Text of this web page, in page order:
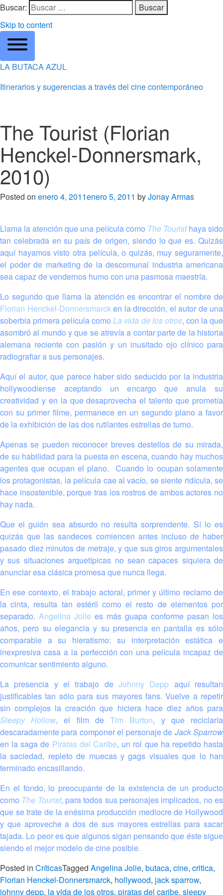
Buscar:
Skip to content
LA BUTACA AZUL
Itinerarios y sugerencias a través del cine contemporáneo
The Tourist (Florian
Henckel-Donnersmark,
2010)
Posted on enero 4, 2011enero 5, 2011 byJonay Armas
Llama la atención que una película como The Touristhaya sido
tan celebrada en su país de origen, siendo lo que es. Quizás
aquí hayamos visto otra película, o quizás, muy seguramente,
el poder de marketing de la descomunal industria americana
sea capaz de vendernos humo con una pasmosa maestría.
Lo segundo que llama la atención es encontrar el nombre de
Florian Henckel-Donnersmarcken la dirección, el autor de una
soberbia primera película comoLa vida de los otros, con la que
asombró al mundo y que se atrevía a contar parte de la historia
alemana reciente con pasión y un inusitado ojo clínico para
radiografiar a sus personajes.
Aquí el autor, que parece haber sido seducido por la industria
hollywoodiense aceptando un encargo que anula su
creatividad y en la que desaprovecha el talento que prometía
con su primer filme, permanece en un segundo plano a favor
de la exhibición de las dos rutilantes estrellas de turno.
Apenas se pueden reconocer breves destellos de su mirada,
de su habilidad para la puesta en escena, cuando hay muchos
agentes que ocupan el plano. Cuando lo ocupan solamente
los protagonistas, la película cae al vacío, se siente ridícula, se
hace insostenible, porque tras los rostros de ambos actores no
hay nada.
Que el guión sea absurdo no resulta sorprendente. Sí lo es
quizás que las sandeces comiencen antes incluso de haber
pasado diez minutos de metraje, y que sus giros argumentales
y sus situaciones arquetípicas no sean capaces siquiera de
anunciar esa clásica promesa que nunca llega.
En ese contexto, el trabajo actoral, primer y último reclamo de
la cinta, resulta tan estéril como el resto de elementos por
separado. Angelina Jolie es más guapa conforme pasan los
años, pero su elegancia y su presencia en pantalla es sólo
comparable a su hieratismo: su interpretación estática e
inexpresiva casa a la perfección con una película incapaz de
comunicar sentimiento alguno.
La presencia y el trabajo de Johnny Depp aquí resultan
justificables tan sólo para sus mayores fans. Vuelve a repetir
sin complejos la creación que hiciera hace diez años para
Sleepy Hollow, el film deTim Burton, y que reciclaría
descaradamente para componer el personaje de Jack Sparrow
en la saga de Piratas del Caribe, un rol que ha repetido hasta
la saciedad, repleto de muecas y gags visuales que lo han
terminado encasillando.
En el fondo, lo preocupante de la existencia de un producto
como The Tourist, para todos sus personajes implicados, no es
que se trate de la enésima producción mediocre de Hollywood
y que aproveche a dos de sus mayores estrellas para sacar
tajada. Lo peor es que algunos sigan pensando que éste sigue
siendo el mejor modelo de cine posible.
Posted in CríticasTagged Angelina Jolie, butaca, cine, critica,
Florian Henckel-Donnersmarck, hollywood, jack sparrow,
johnny depp, la vida de los otros, piratas del caribe, sleepy